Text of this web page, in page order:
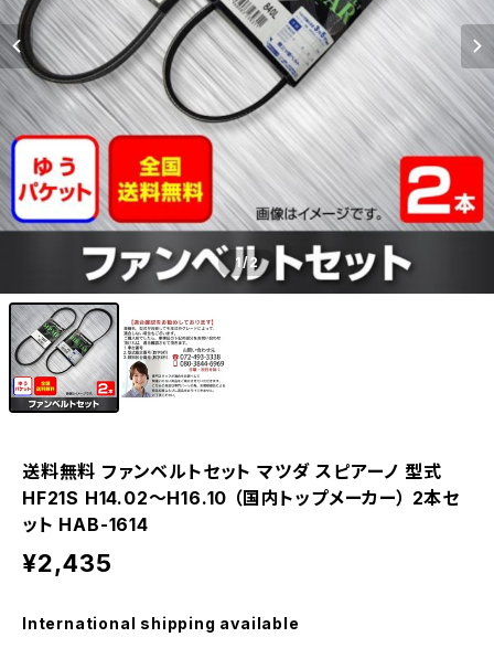
1/2
送料無料 ファンベルトセット マツダ スピアーノ 型式
HF21S H14.02～H16.10 （国内トップメーカー） 2本セ
ット HAB-1614
¥2,435
International shipping available